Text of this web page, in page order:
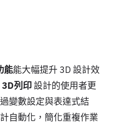
能能大幅提升 3D 設計效
3D列印設計的使用者更
變數設定與表達式結
自動化，簡化重複作業